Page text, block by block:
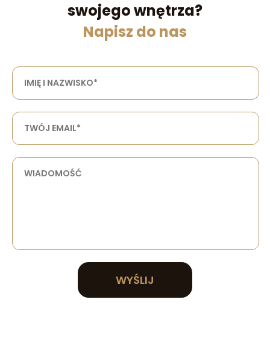
swojego wnętrza?
Napisz do nas
WYŚLIJ